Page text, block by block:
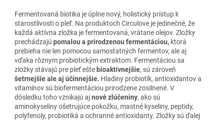
Fermentovaná biotika je úplne nový, holistický prístup k
starostlivosti o pleť. Na produktoch Circulove je jedinečné, že
každá aktívna zložka je fermentovaná, vrátane olejov. Zložky
prechádzajú pomalou a prirodzenou fermentáciou, ktorá
prebieha nie len pomocou samostatných fermentov, ale aj
vďaka rôznym probiotickým extraktom. Fermentáciou sa
zložky stávajú pre pleť ešte bioaktívnejšie, sú zároveň
šetrnejšie ale aj účinnejšie. Hladiny probiotík, antioxidantov a
vitamínov sú biofermentáciou prirodzene zosilnené. V
dôsledku toho vznikajú ajnové zlúčeniny, ako sú
aminokyseliny ošetrujúce pokožku, mastné kyseliny, peptidy,
polyfenoly, probiotiká a ochranné antioxidanty. Zložky sú ďalej